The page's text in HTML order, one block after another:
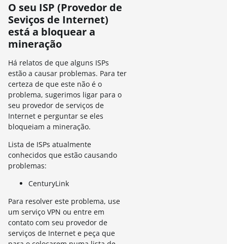
O seu ISP (Provedor de
Seviços de Internet)
está a bloquear a
mineração
Há relatos de que alguns ISPs
estão a causar problemas. Para ter
certeza de que este não é o
problema, sugerimos ligar para o
seu provedor de serviços de
Internet e perguntar se eles
bloqueiam a mineração.
Lista de ISPs atualmente
conhecidos que estão causando
problemas:
CenturyLink
Para resolver este problema, use
um serviço VPN ou entre em
contato com seu provedor de
serviços de Internet e peça que